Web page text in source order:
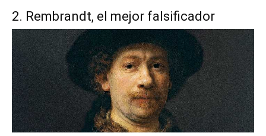
2. Rembrandt, el mejor falsificador